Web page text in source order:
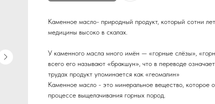
Каменное масло- природный продукт, который сотни
медицины высоко в скалах.
У каменного масла много имён — «горные слёзы»,
всего его называют «бракшун», что в переводе
трудах продукт упоминается как «геомалин»
Каменное масло - это минеральное вещество, которое
процессе выщелачивания горных пород.